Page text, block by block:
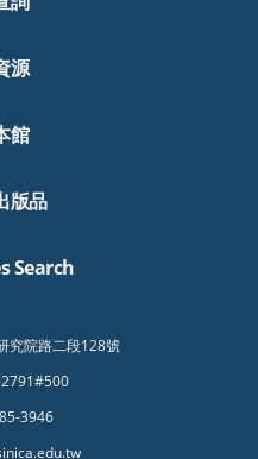
源
館
版品
Search
究院路二段128號
3946